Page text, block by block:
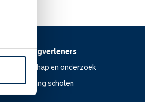
Voor zorgverleners
Wetenschap en onderzoek
Voorlichting scholen